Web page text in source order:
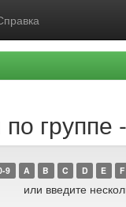
9 A B C D E F
или введите